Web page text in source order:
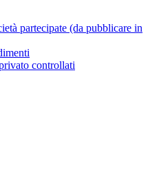
partecipate (da pubblicare in
controllati